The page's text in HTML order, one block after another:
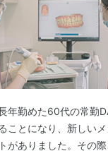
年勤めた60代の常勤
ことになり、新しいメ
がありました。その